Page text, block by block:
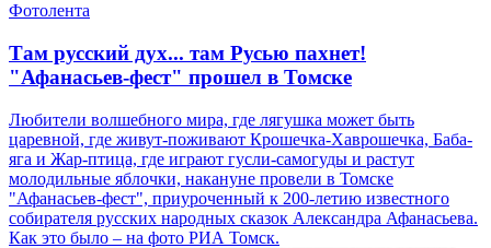
Фотолента
Там русский дух... там Русью пахнет!
"Афанасьев-фест" прошел в Томске
Любители волшебного мира, где лягушка может быть
царевной, где живут-поживают Крошечка-Хаврошечка, Баба-
яга и Жар-птица, где играют гусли-самогуды и растут
молодильные яблочки, накануне провели в Томске
"Афанасьев-фест", приуроченный к 200-летию известного
собирателя русских народных сказок Александра Афанасьева.
Как это было – на фото РИА Томск.